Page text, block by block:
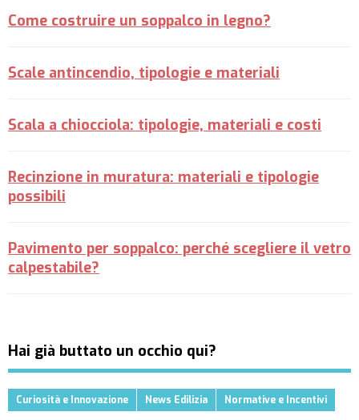
Come costruire un soppalco in legno?
Scale antincendio, tipologie e materiali
Scala a chiocciola: tipologie, materiali e costi
Recinzione in muratura: materiali e tipologie
possibili
Pavimento per soppalco: perché scegliere il vetro
calpestabile?
Hai già buttato un occhio qui?
Curiosità e Innovazione News Edilizia Normative e Incentivi